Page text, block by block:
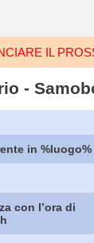
IL
-
in %luogo%
con l’ora di